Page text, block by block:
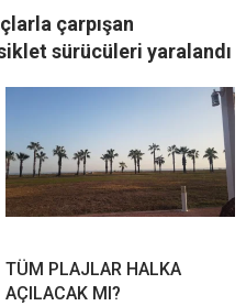
çarpışan
sürücüleri yaralandı
TÜM PLAJLAR HALKA
AÇILACAK MI?